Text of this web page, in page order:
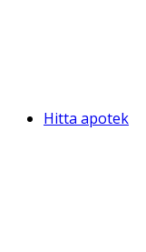
Hitta apotek